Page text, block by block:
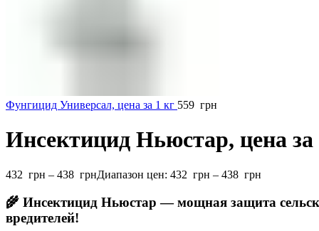
Фунгицид Универсал, цена за 1 кг 559 грн
Инсектицид Ньюстар, цена за
432 грн – 438 грнДиапазон цен: 432 грн – 438 грн
🌾 Инсектицид Ньюстар — мощная защита
вредителей!